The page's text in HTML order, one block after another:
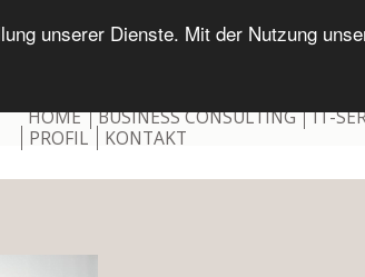
unserer Dienste. Mit der Nutzung
HOME BUSINESS CONSULTING IT-
PROFIL
KONTAKT